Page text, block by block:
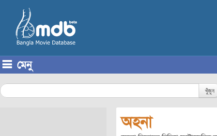
মেনু
খুঁজুন
অহনা